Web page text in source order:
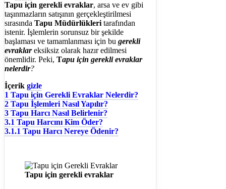
Tapu için gerekli evraklar, arsa ve ev gibi
taşınmazların satışının gerçekleştirilmesi
sırasında Tapu Müdürlükleri tarafından
istenir. İşlemlerin sorunsuz bir şekilde
başlaması ve tamamlanması için bu gerekli
evraklar eksiksiz olarak hazır edilmesi
önemlidir. Peki, Tapu için gerekli evraklar
nelerdir?
İçerik gizle
1 Tapu için Gerekli Evraklar Nelerdir?
2 Tapu İşlemleri Nasıl Yapılır?
3 Tapu Harcı Nasıl Belirlenir?
3.1 Tapu Harcını Kim Öder?
3.1.1 Tapu Harcı Nereye Ödenir?
Tapu için gerekli evraklar